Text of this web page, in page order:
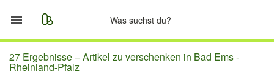
Start
27 Ergebnisse –Artikel zu verschenken in Bad Ems -
Rheinland-Pfalz